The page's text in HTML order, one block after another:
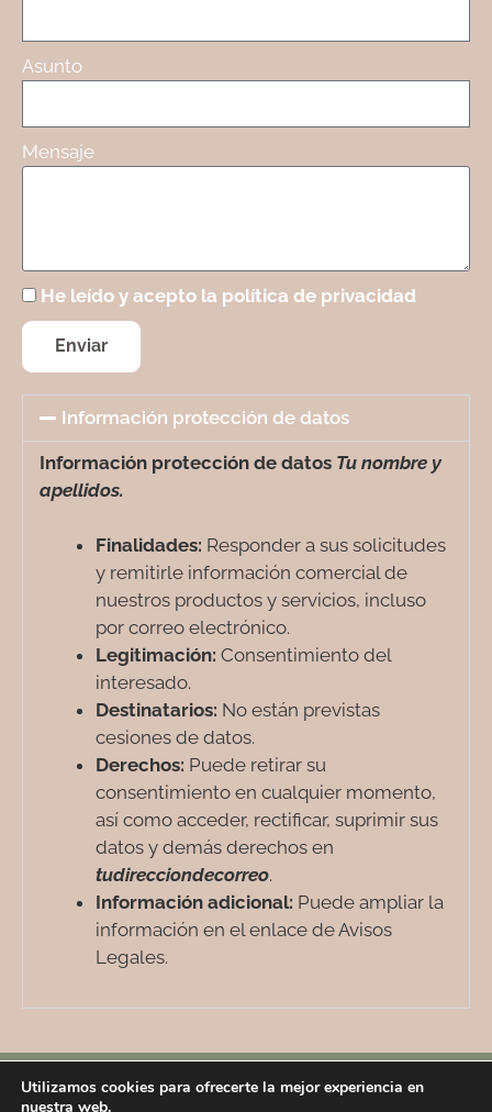
Asunto
Mensaje
He leído y acepto la política de privacidad
Enviar
Información protección de datos
Información protección de datos Tu nombre y
apellidos.
Finalidades: Responder a sus solicitudes
y remitirle información comercial de
nuestros productos y servicios, incluso
por correo electrónico.
Legitimación: Consentimiento del
interesado.
Destinatarios: No están previstas
cesiones de datos.
Derechos: Puede retirar su
consentimiento en cualquier momento,
así como acceder, rectificar, suprimir sus
datos y demás derechos en
tudirecciondecorreo.
Información adicional: Puede ampliar la
información en el enlace de Avisos
Legales.
Divulgo contenido psicológico en…
Utilizamos cookies para ofrecerte la mejor experiencia en
nuestra web.